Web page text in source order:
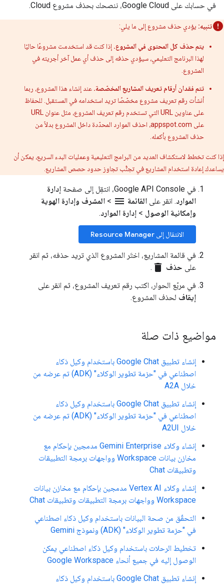
في حسابك على Google Cloud، ننصحك بحذف مشروع Cloud.
تنبيه: يؤدي حذف مشروع إلى ما يلي:
يتم حذف كل المحتوى في المشروع. إذا كنت قد استخدمت مشروعًا حاليًا
لهذا البرنامج التعليمي، سيؤدي حذفه إلى حذف أي عمل آخر أجريته في
المشروع.
تتم فقدان أرقام تعريف المشاريع المخصّصة. عند إنشاء هذا المشروع، ربما
أنشأت رقم تعريف مشروع مخصّصًا تريد استخدامه في المستقبل. للحفاظ
على عناوين URL التي تستخدم رقم تعريف المشروع، مثل عنوان URL
على appspot.com، احذف الموارد المحدّدة داخل المشروع بدلاً من
حذف المشروع بأكمله.
إذا كنت تخطط لاستكشاف العديد من البرامج التعليمية وعمليات البدء السريع، يمكن أن
يساعدك إعادة استخدام المشاريع في تجنُّب تجاوز حدود حصص المشاريع.
في Google API Console، انتقِل إلى صفحة
إدارة
الموارد. انقر على القائمة menu
> المشرف وإدارة الهوية
وإمكانية الوصول > إدارة الموارد.
الانتقال إلى Resource Manager
في قائمة المشاريع، اختَر المشروع الذي تريد حذفه، ثم انقر
على حذف delete
.
في مربّع الحوار، اكتب رقم تعريف المشروع، ثم انقر على
إيقاف لحذف المشروع.
مواضيع ذات صلة
إنشاء تطبيق Google Chat باستخدام وكيل ذكاء
اصطناعي في "حزمة تطوير الوكلاء" (ADK) تم عرضه من
خلال A2A
إنشاء تطبيق Google Chat باستخدام وكيل ذكاء
اصطناعي في "حزمة تطوير الوكلاء" (ADK) تم عرضه من
خلال A2UI
إنشاء وكلاء Gemini Enterprise مدمجين بإحكام مع
مخازن بيانات Workspace وواجهات برمجة التطبيقات
وتطبيقات Chat
إنشاء وكلاء Vertex AI مدمجين بإحكام مع مخازن بيانات
Workspace وواجهات برمجة التطبيقات وتطبيقات Chat
التحقّق من صحة البيانات باستخدام وكيل ذكاء اصطناعي
في "حزمة تطوير الوكلاء" (ADK) ونموذج Gemini
تخطيط الرحلات باستخدام وكيل ذكاء اصطناعي يمكن
الوصول إليه في جميع أنحاء Google Workspace
إنشاء تطبيق Google Chat باستخدام وكيل ذكاء